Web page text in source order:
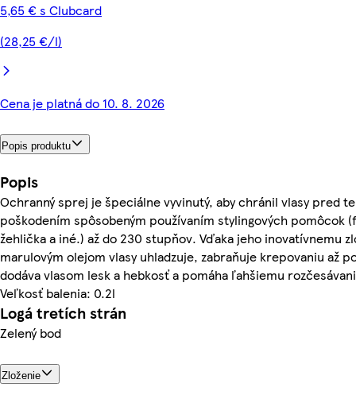
5,65 € s Clubcard
(28,25 €/l)
Cena je platná do 10. 8. 2026
Popis produktu
Popis
Ochranný sprej je špeciálne vyvinutý, aby chránil vlasy pred
poškodením spôsobeným používaním stylingových pomôcok
žehlička a iné.) až do 230 stupňov. Vďaka jeho inovatívnemu
marulovým olejom vlasy uhladzuje, zabraňuje krepovaniu až
dodáva vlasom lesk a hebkosť a pomáha ľahšiemu
Veľkosť balenia: 0.2l
Logá tretích strán
Zelený bod
Zloženie